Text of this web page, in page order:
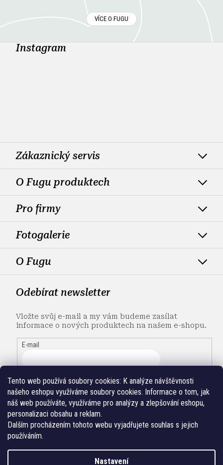
Tento web používá soubory cookies: K analýze návštěvnosti
našeho eshopu využíváme soubory cookies. Informace o tom, jak
náš web používáte, využíváme pro analýzy a zlepšování eshopu,
personalizaci obsahu a reklam.
Dalším procházením tohoto webu vyjadřujete souhlas s jejich
používáním.
Nastavení
VÍCE O FUGU
Instagram
Zákaznický servis
O Fugu produktech
Pro firmy
Fotogalerie
O Fugu
Odebírat newsletter
Vložte svůj e-mail a my vám budeme zasílat
informace o nových produktech na našem e-shopu.
E-mail